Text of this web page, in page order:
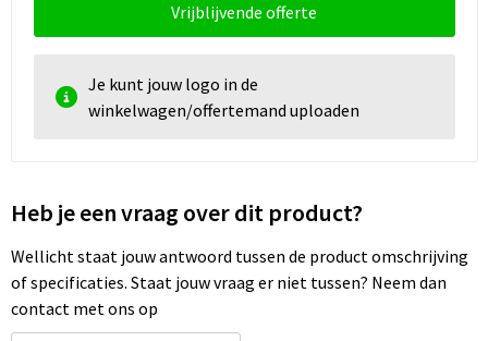
Vrijblijvende offerte
Je kunt jouw logo in de
winkelwagen/offertemand uploaden
Heb je een vraag over dit product?
Wellicht staat jouw antwoord tussen de product omschrijving
of specificaties. Staat jouw vraag er niet tussen? Neem dan
contact met ons op